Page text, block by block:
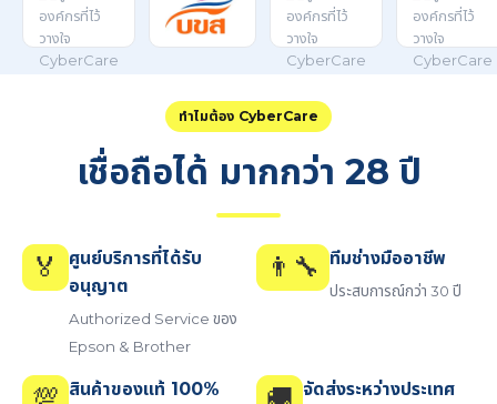
ทำไมต้อง CyberCare
เชื่อถือได้ มากกว่า 28 ปี
🏅
ศูนย์บริการที่ได้รับ
อนุญาต
Authorized Service ของ
Epson & Brother
👨‍🔧 ทีมช่างมืออาชีพ
ประสบการณ์กว่า 30 ปี
สินค้าของแท้ 100% จัดส่งระหว่างประเทศ